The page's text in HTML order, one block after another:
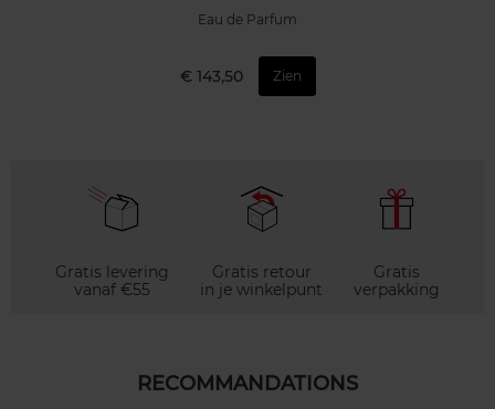
Eau de Parfum
€ 143,50 Zien
Gratis levering
vanaf €55
Gratis retour
in je winkelpunt
Gratis
verpakking
RECOMMANDATIONS